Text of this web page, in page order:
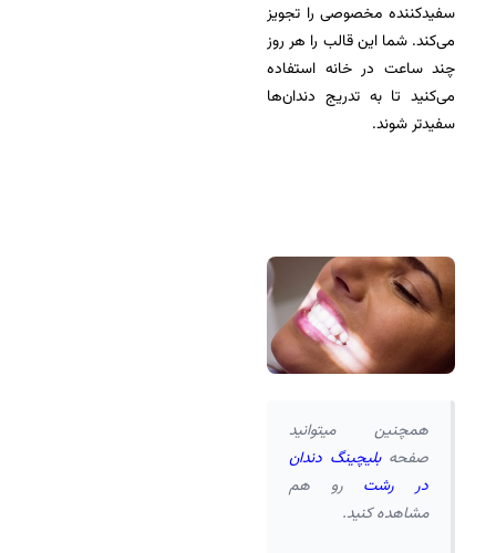
سفیدکننده مخصوصی را تجویز
می‌کند. شما این قالب را هر روز
چند ساعت در خانه استفاده
می‌کنید تا به تدریج دندان‌ها
سفیدتر شوند.
همچنین میتوانید
صفحهبلیچینگ دندان
در رشت رو هم
مشاهده کنید.